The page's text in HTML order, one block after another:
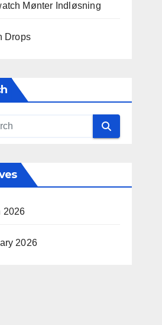
Mønter Indløsning
Drops
2026
2026